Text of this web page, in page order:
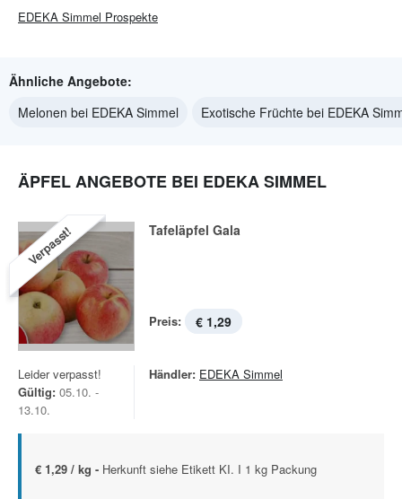
EDEKA Simmel Prospekte
Ähnliche Angebote:
Melonen bei EDEKA Simmel
Exotische Früchte bei EDEKA
ÄPFEL ANGEBOTE BEI EDEKA SIMMEL
Verpasst! Tafeläpfel Gala
Preis: € 1,29
Leider verpasst!
Gültig: 05.10. -
13.10.
Händler: EDEKA Simmel
€ 1,29 / kg - Herkunft siehe Etikett KI. I 1 kg Packung